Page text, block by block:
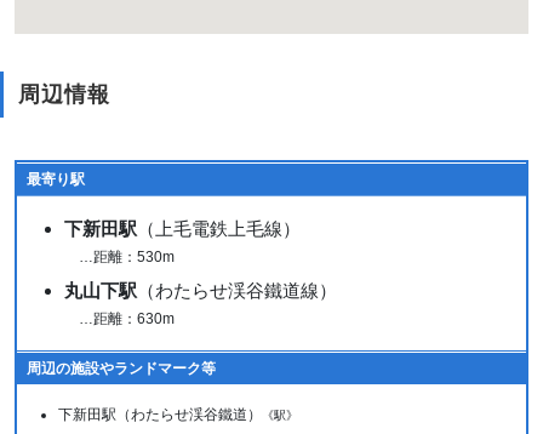
周辺情報
最寄り駅
下新田駅 （上毛電鉄上毛線）
…距離：530m
丸山下駅 （わたらせ渓谷鐵道線）
…距離：630m
周辺の施設やランドマーク等
下新田駅（わたらせ渓谷鐵道） 《駅》